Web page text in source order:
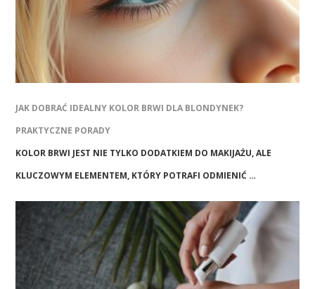
JAK DOBRAĆ IDEALNY KOLOR BRWI DLA BLONDYNEK?
PRAKTYCZNE PORADY
KOLOR BRWI JEST NIE TYLKO DODATKIEM DO MAKIJAŻU, ALE
KLUCZOWYM ELEMENTEM, KTÓRY POTRAFI ODMIENIĆ …